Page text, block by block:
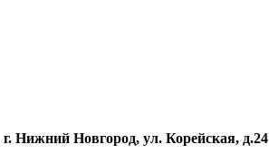
г. Нижний Новгород, ул. Корейская, д.24